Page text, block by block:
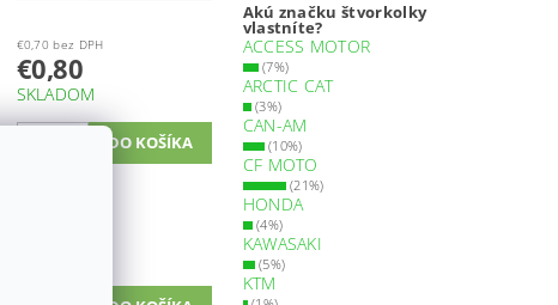
€0,70 bez DPH
€0,80
SKLADOM
Akú značku štvorkolky
vlastníte?
ACCESS MOTOR
(7%)
ARCTIC CAT
(3%)
CAN-AM
(10%)
CF MOTO
(21%)
HONDA
(4%)
KAWASAKI
(5%)
KTM